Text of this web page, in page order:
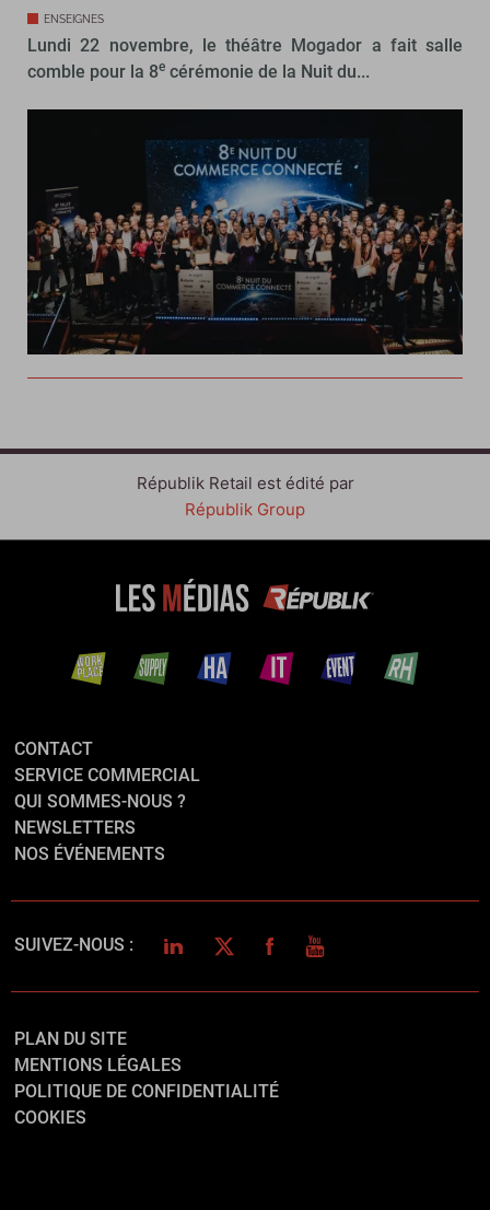
ENSEIGNES
Lundi 22 novembre, le théâtre Mogador a fait salle
comble pour la 8e cérémonie de la Nuit du...
Républik Retail est édité par
Républik Group
CONTACT
SERVICE COMMERCIAL
QUI SOMMES-NOUS ?
NEWSLETTERS
NOS ÉVÉNEMENTS
SUIVEZ-NOUS : LINKEDINTWITTERFACEBOOK
YOUTUBE
PLAN DU SITE
MENTIONS LÉGALES
POLITIQUE DE CONFIDENTIALITÉ
COOKIES